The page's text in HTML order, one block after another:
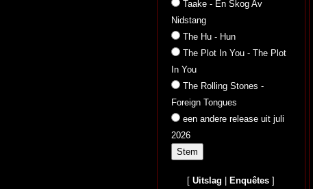
Taake - En Skog Av
Nidstang
The Hu - Hun
The Plot In You - The Plot
In You
The Rolling Stones -
Foreign Tongues
een andere release uit juli
2026
[Uitslag Enquêtes ]